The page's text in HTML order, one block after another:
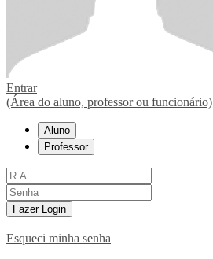
Entrar
(Área do aluno, professor ou funcionário)
Aluno
Professor
Fazer Login
Esqueci minha senha